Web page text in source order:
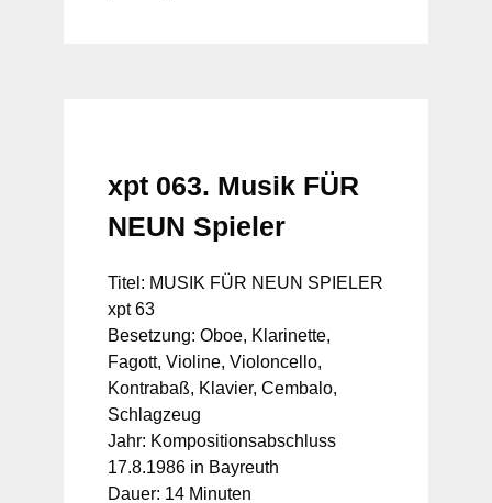
xpt 063. Musik FÜR
NEUN Spieler
Titel: MUSIK FÜR NEUN SPIELER
xpt 63
Besetzung: Oboe, Klarinette,
Fagott, Violine, Violoncello,
Kontrabaß, Klavier, Cembalo,
Schlagzeug
Jahr: Kompositionsabschluss
17.8.1986 in Bayreuth
Dauer: 14 Minuten